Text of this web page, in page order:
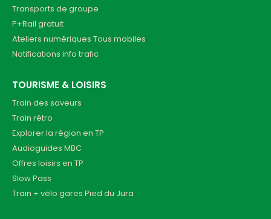
Transports de groupe
P+Rail gratuit
Ateliers numériques Tous mobiles
Notifications info trafic
TOURISME & LOISIRS
Train des saveurs
Train rétro
Explorer la région en TP
Audioguides MBC
Offres loisirs en TP
Slow Pass
Train + vélo gares Pied du Jura